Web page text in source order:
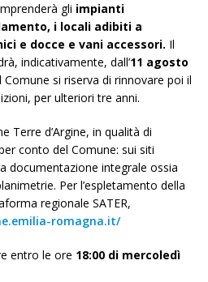
gli impianti
i locali adibiti a
e docce e vani accessori. Il
indicativamente, dall’11 agosto
Comune si riserva di rinnovare poi il
per ulteriori tre anni.
Terre d’Argine, in qualità di
conto del Comune: sui siti
documentazione integrale ossia
Per l’espletamento della
regionale SATER,
romagna.it/
entro le ore 18:00 di mercoledì